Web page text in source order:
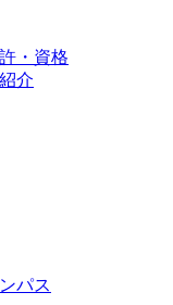
・資格
介
パス